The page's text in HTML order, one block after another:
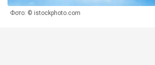
Фото: © istockphoto.com